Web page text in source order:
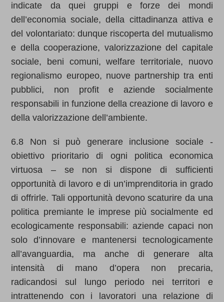
indicate da quei gruppi e forze dei mondi
dell’economia sociale, della cittadinanza attiva e
del volontariato: dunque riscoperta del mutualismo
e della cooperazione, valorizzazione del capitale
sociale, beni comuni, welfare territoriale, nuovo
regionalismo europeo, nuove partnership tra enti
pubblici, non profit e aziende socialmente
responsabili in funzione della creazione di lavoro e
della valorizzazione dell’ambiente.
6.8 Non si può generare inclusione sociale -
obiettivo prioritario di ogni politica economica
virtuosa – se non si dispone di sufficienti
opportunità di lavoro e di un’imprenditoria in grado
di offrirle. Tali opportunità devono scaturire da una
politica premiante le imprese più socialmente ed
ecologicamente responsabili: aziende capaci non
solo d’innovare e mantenersi tecnologicamente
all’avanguardia, ma anche di generare alta
intensità di mano d’opera non precaria,
radicandosi sul lungo periodo nei territori e
intrattenendo con i lavoratori una relazione di